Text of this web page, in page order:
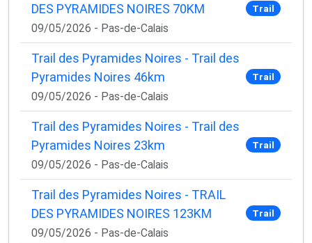
DES PYRAMIDES NOIRES 70KM
09/05/2026 - Pas-de-Calais
Trail
Trail des Pyramides Noires - Trail des
Pyramides Noires 46km
09/05/2026 - Pas-de-Calais
Trail
Trail des Pyramides Noires - Trail des
Pyramides Noires 23km
09/05/2026 - Pas-de-Calais
Trail
Trail des Pyramides Noires - TRAIL
DES PYRAMIDES NOIRES 123KM
09/05/2026 - Pas-de-Calais
Trail